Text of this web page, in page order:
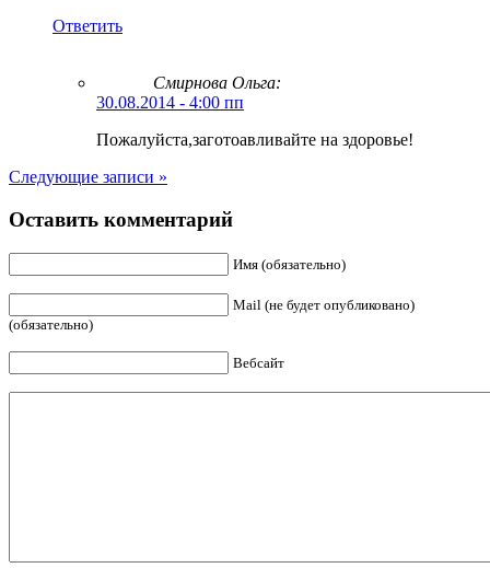
Ответить
Смирнова Ольга:
30.08.2014 - 4:00 пп
Пожалуйста,заготоавливайте на здоровье!
Следующие записи »
Оставить комментарий
Имя (обязательно)
Mail (не будет опубликовано)
(обязательно)
Вебсайт